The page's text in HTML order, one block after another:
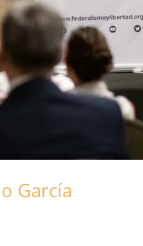
García